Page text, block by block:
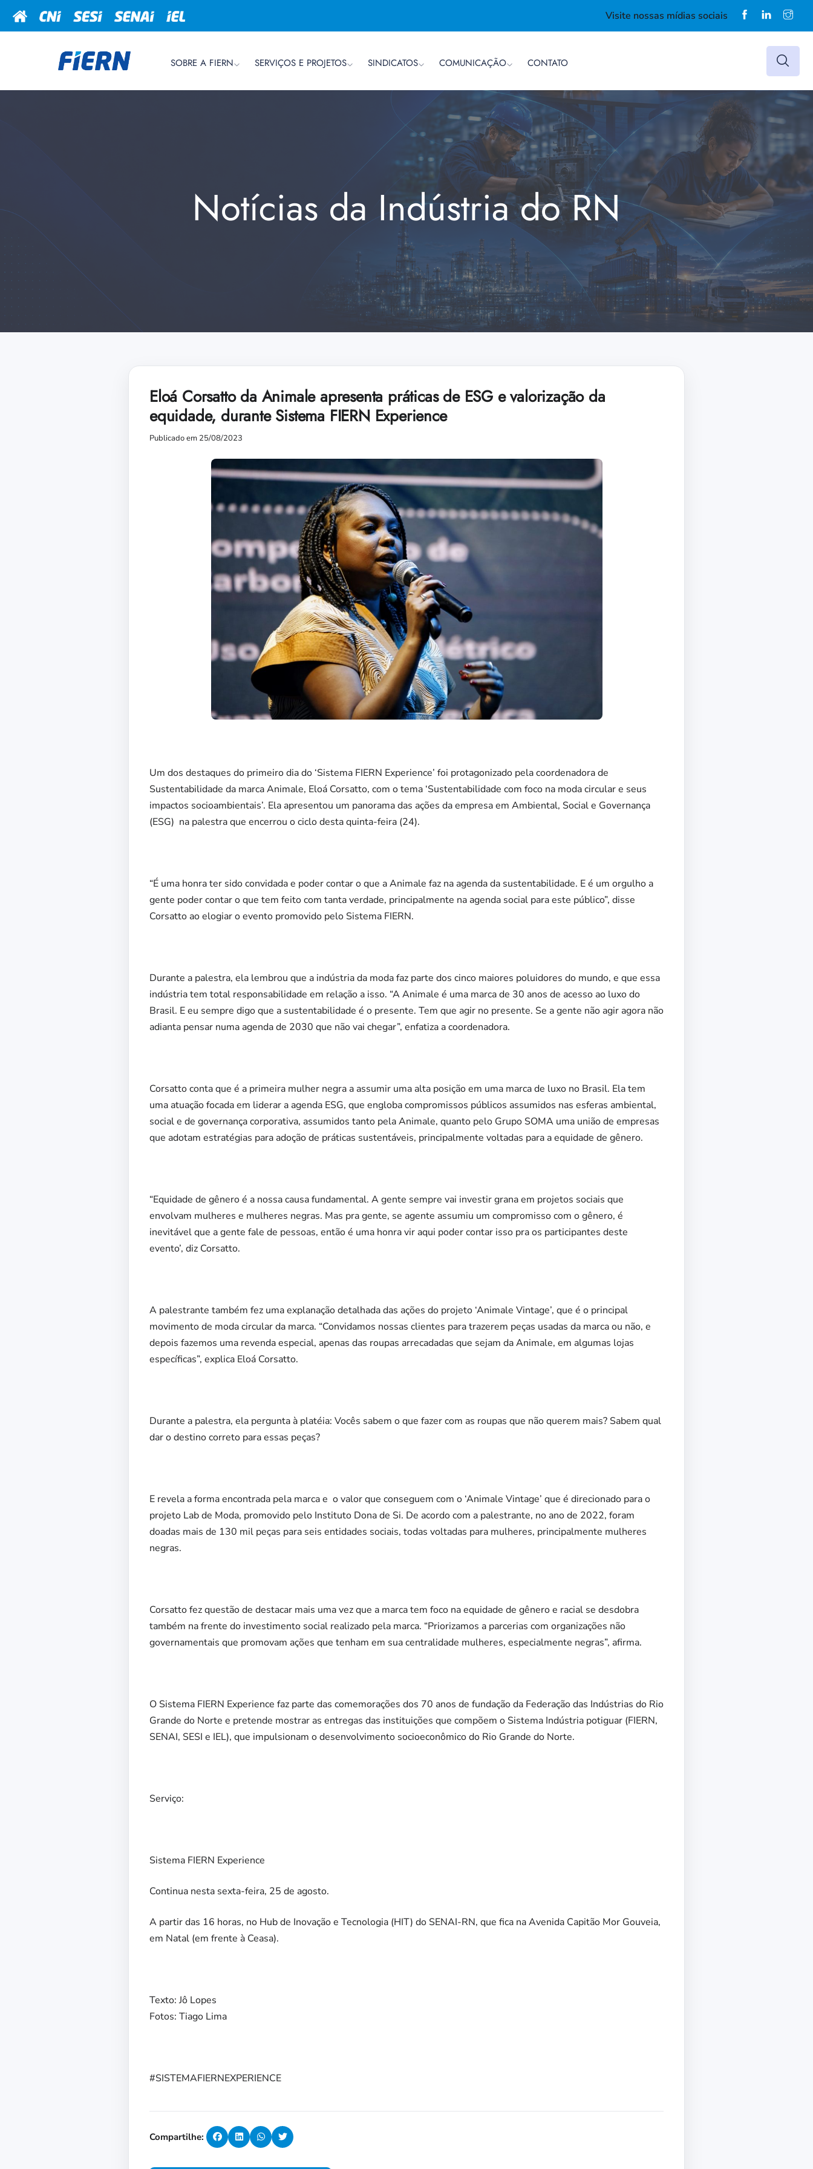
Visite nossas mídias sociais
SOBRE A FIERN SERVIÇOS E PROJETOS SINDICATOS COMUNICAÇÃO CONTATO
Notícias da Indústria do RN
Eloá Corsatto da Animale apresenta práticas de ESG e valorização da
equidade, durante Sistema FIERN Experience
Publicado em 25/08/2023
Um dos destaques do primeiro dia do ‘Sistema FIERN Experience’ foi protagonizado pela coordenadora de
Sustentabilidade da marca Animale, Eloá Corsatto, com o tema ‘Sustentabilidade com foco na moda circular e seus
impactos socioambientais’. Ela apresentou um panorama das ações da empresa em Ambiental, Social e Governança
(ESG) na palestra que encerrou o ciclo desta quinta-feira (24).
“É uma honra ter sido convidada e poder contar o que a Animale faz na agenda da sustentabilidade. E é um orgulho a
gente poder contar o que tem feito com tanta verdade, principalmente na agenda social para este público”, disse
Corsatto ao elogiar o evento promovido pelo Sistema FIERN.
Durante a palestra, ela lembrou que a indústria da moda faz parte dos cinco maiores poluidores do mundo, e que essa
indústria tem total responsabilidade em relação a isso. “A Animale é uma marca de 30 anos de acesso ao luxo do
Brasil. E eu sempre digo que a sustentabilidade é o presente. Tem que agir no presente. Se a gente não agir agora não
adianta pensar numa agenda de 2030 que não vai chegar”, enfatiza a coordenadora.
Corsatto conta que é a primeira mulher negra a assumir uma alta posição em uma marca de luxo no Brasil. Ela tem
uma atuação focada em liderar a agenda ESG, que engloba compromissos públicos assumidos nas esferas ambiental,
social e de governança corporativa, assumidos tanto pela Animale, quanto pelo Grupo SOMA uma união de empresas
que adotam estratégias para adoção de práticas sustentáveis, principalmente voltadas para a equidade de gênero.
“Equidade de gênero é a nossa causa fundamental. A gente sempre vai investir grana em projetos sociais que
envolvam mulheres e mulheres negras. Mas pra gente, se agente assumiu um compromisso com o gênero, é
inevitável que a gente fale de pessoas, então é uma honra vir aqui poder contar isso pra os participantes deste
evento’, diz Corsatto.
A palestrante também fez uma explanação detalhada das ações do projeto ‘Animale Vintage’, que é o principal
movimento de moda circular da marca. “Convidamos nossas clientes para trazerem peças usadas da marca ou não, e
depois fazemos uma revenda especial, apenas das roupas arrecadadas que sejam da Animale, em algumas lojas
específicas”, explica Eloá Corsatto.
Durante a palestra, ela pergunta à platéia: Vocês sabem o que fazer com as roupas que não querem mais? Sabem qual
dar o destino correto para essas peças?
E revela a forma encontrada pela marca e o valor que conseguem com o ‘Animale Vintage’ que é direcionado para o
projeto Lab de Moda, promovido pelo Instituto Dona de Si. De acordo com a palestrante, no ano de 2022, foram
doadas mais de 130 mil peças para seis entidades sociais, todas voltadas para mulheres, principalmente mulheres
negras.
Corsatto fez questão de destacar mais uma vez que a marca tem foco na equidade de gênero e racial se desdobra
também na frente do investimento social realizado pela marca. “Priorizamos a parcerias com organizações não
governamentais que promovam ações que tenham em sua centralidade mulheres, especialmente negras”, afirma.
O Sistema FIERN Experience faz parte das comemorações dos 70 anos de fundação da Federação das Indústrias do Rio
Grande do Norte e pretende mostrar as entregas das instituições que compõem o Sistema Indústria potiguar (FIERN,
SENAI, SESI e IEL), que impulsionam o desenvolvimento socioeconômico do Rio Grande do Norte.
Serviço:
Sistema FIERN Experience
Continua nesta sexta-feira, 25 de agosto.
A partir das 16 horas, no Hub de Inovação e Tecnologia (HIT) do SENAI-RN, que fica na Avenida Capitão Mor Gouveia,
em Natal (em frente à Ceasa).
Texto: Jô Lopes
Fotos: Tiago Lima
#SISTEMAFIERNEXPERIENCE
Compartilhe: